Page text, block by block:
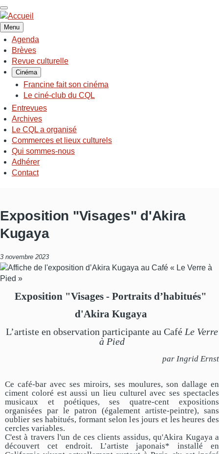
Aller
au
contenu
principal
Menu
NAVIGATION
PRINCIPALE
Agenda
Brèves
Revue culturelle
Cinéma
Francine fait son cinéma
Le ciné-club du CQL
Entrevues
Archives
Le CQL a organisé
Commerces et lieux culturels
Qui sommes-nous
Adhérer
Contact
Exposition "Visages" d'Akira
Kugaya
3 novembre 2023
Exposition "Visages - Portraits d’habitués"
d'Akira Kugaya
L’artiste en observation participante au Café Le Verre
à Pied
par Ingrid Ernst
Ce café-bar avec ses miroirs, ses moulures, son dallage en
ciment coloré est aussi un lieu culturel avec ses spectacles
musicaux et poétiques, ses quatre-cent expositions
organisées par le patron (également artiste-peintre), sans
oublier ses habitués, formant selon les jours et les heures des
cercles variables.
C'est à travers l'un de ces clients assidus, qu'Akira Kugaya a
découvert cet endroit. L’artiste japonais* installé en